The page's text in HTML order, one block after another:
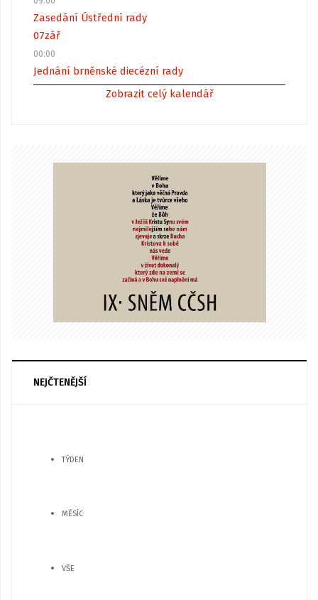
Zasedání Ústřední rady
07zář
00:00
Jednání brněnské diecézní rady
Zobrazit celý kalendář
NEJČTENĚJŠÍ
TÝDEN
MĚSÍC
VŠE